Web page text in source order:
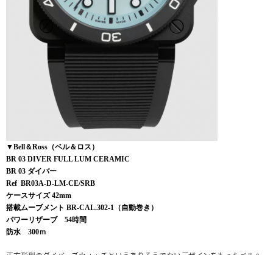
▼Bell＆Ross（ベル＆ロス）
BR 03 DIVER FULL LUM CERAMIC
BR 03 ダイバー
Ref BR03A-D-LM-CE/SRB
ケースサイズ 42mm
搭載ムーブメント BR-CAL.302-1（自動巻き）
パワーリザーブ 54時間
防水 300ｍ